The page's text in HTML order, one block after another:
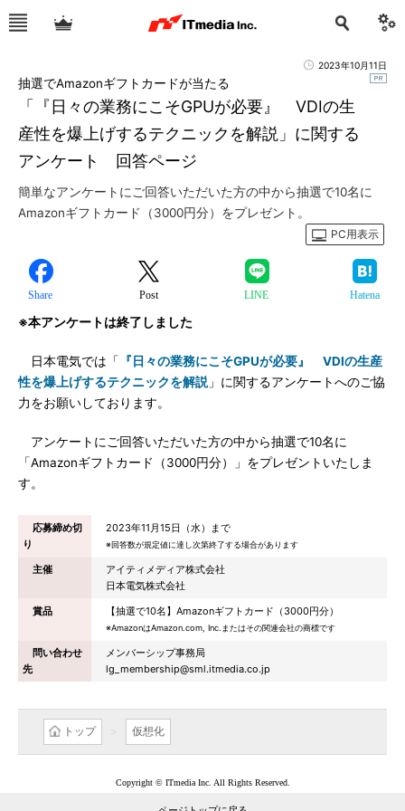
2023年10月11日
「『日々の業務にこそGPUが必要』 VDIの生
産性を爆上げするテクニックを解説」に関する
アンケート 回答ページ
抽選でAmazonギフトカードが当たる
簡単なアンケートにご回答いただいた方の中から抽選で10名に
Amazonギフトカード（3000円分）をプレゼント。
PC用表示
Share Post LINE Hatena
※本アンケートは終了しました
日本電気では「
『日々の業務にこそGPUが必要』 VDIの生産
性を爆上げするテクニックを解説 」に関するアンケートへのご協
力をお願いしております。
アンケートにご回答いただいた方の中から抽選で10名に
「Amazonギフトカード（3000円分）」をプレゼントいたしま
す。
応募締め切
り
2023年11月15日（水）まで
※回答数が規定値に達し次第終了する場合があります
主催
アイティメディア株式会社
日本電気株式会社
賞品
【抽選で10名】Amazonギフトカード（3000円分）
※AmazonはAmazon.com, Inc.またはその関連会社の商標です
問い合わせ
先
メンバーシップ事務局
lg_membership@sml.itmedia.co.jp
トップ 仮想化
Copyright © ITmedia Inc. All Rights Reserved.